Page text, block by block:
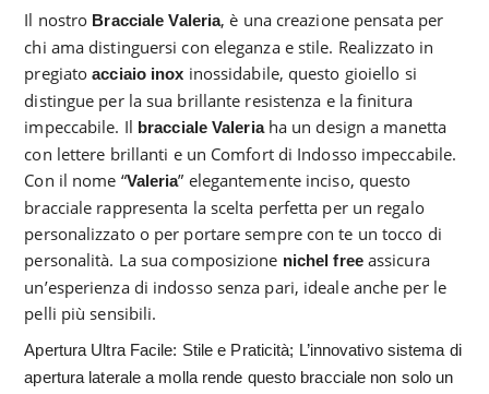
Il nostro BraccialeValeria, è una creazione pensata per
chi ama distinguersi con eleganza e stile. Realizzato in
pregiatoacciaio inox inossidabile, questo gioiello si
distingue per la sua brillante resistenza e la finitura
impeccabile. Il bracciale Valeria ha un design a manetta
con lettere brillanti e un Comfort di Indosso impeccabile.
Con il nome “Valeria” elegantemente inciso, questo
bracciale rappresenta la scelta perfetta per un regalo
personalizzato o per portare sempre con te un tocco di
personalità. La sua composizione nichel freeassicura
un’esperienza di indosso senza pari, ideale anche per le
pelli più sensibili.
Apertura Ultra Facile: Stile e Praticità; L’innovativo sistema di
apertura laterale a molla rende questo bracciale non solo un